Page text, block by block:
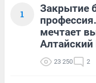
1
Закрытие
мечтает
Алтайский
23 250 2